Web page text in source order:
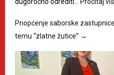
Priopćenje saborske
temu “zlatne žutice” →